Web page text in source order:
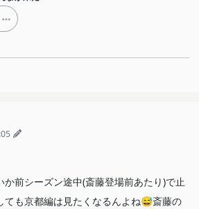
か前シーズン途中(斎藤登場前あたり)で止
ても京都編は見たくなるんよね😅斎藤の